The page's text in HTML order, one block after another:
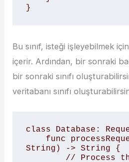
}
Bu sınıf, isteği işleyebilmek
içerir. Ardından, bir sonraki
bir sonraki sınıfı
veritabanı sınıfı
class Database:
String) -> String {